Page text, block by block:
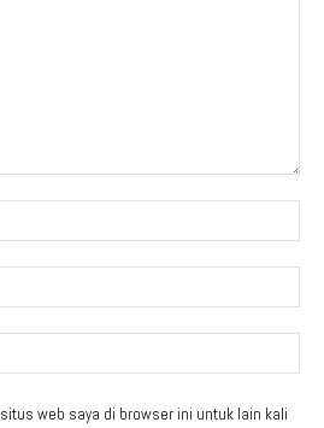
web saya di browser ini untuk lain kali